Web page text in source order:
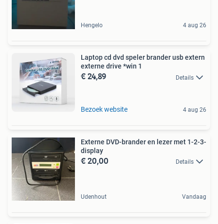
Hengelo 4 aug 26
Laptop cd dvd speler brander usb extern
externe drive *win 1
€ 24,89 Details
Bezoek website 4 aug 26
Externe DVD-brander en lezer met 1-2-3-
display
€ 20,00 Details
Udenhout Vandaag